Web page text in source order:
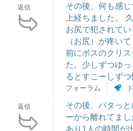
返信
その後、何も感
上経ちました。
お尻で犯されて
（お尻）が疼い
前にボスのクリ
た。少しずつゆ
るとすこーしずつ
フォーラム
返信
その後、パタっ
ーから離れてま
あり1人の時間が